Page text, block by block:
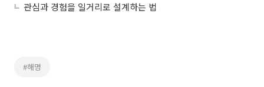
관심과 경험을 일거리로 설계하는 법
#해명